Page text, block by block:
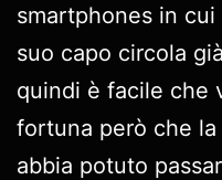
smartphones in
suo capo circola
quindi è facile che
fortuna però che la
abbia potuto